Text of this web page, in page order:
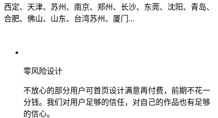
西定、天津、苏州、南京、郑州、长沙、东莞、沈阳、青岛、
合肥、佛山、山东、台湾苏州、厦门...
零风险设计
不放心的部分用户可首页设计满意再付费，前期不花一
分钱。我们对用户足够的信任，对自己的作品也有足够
的信心。